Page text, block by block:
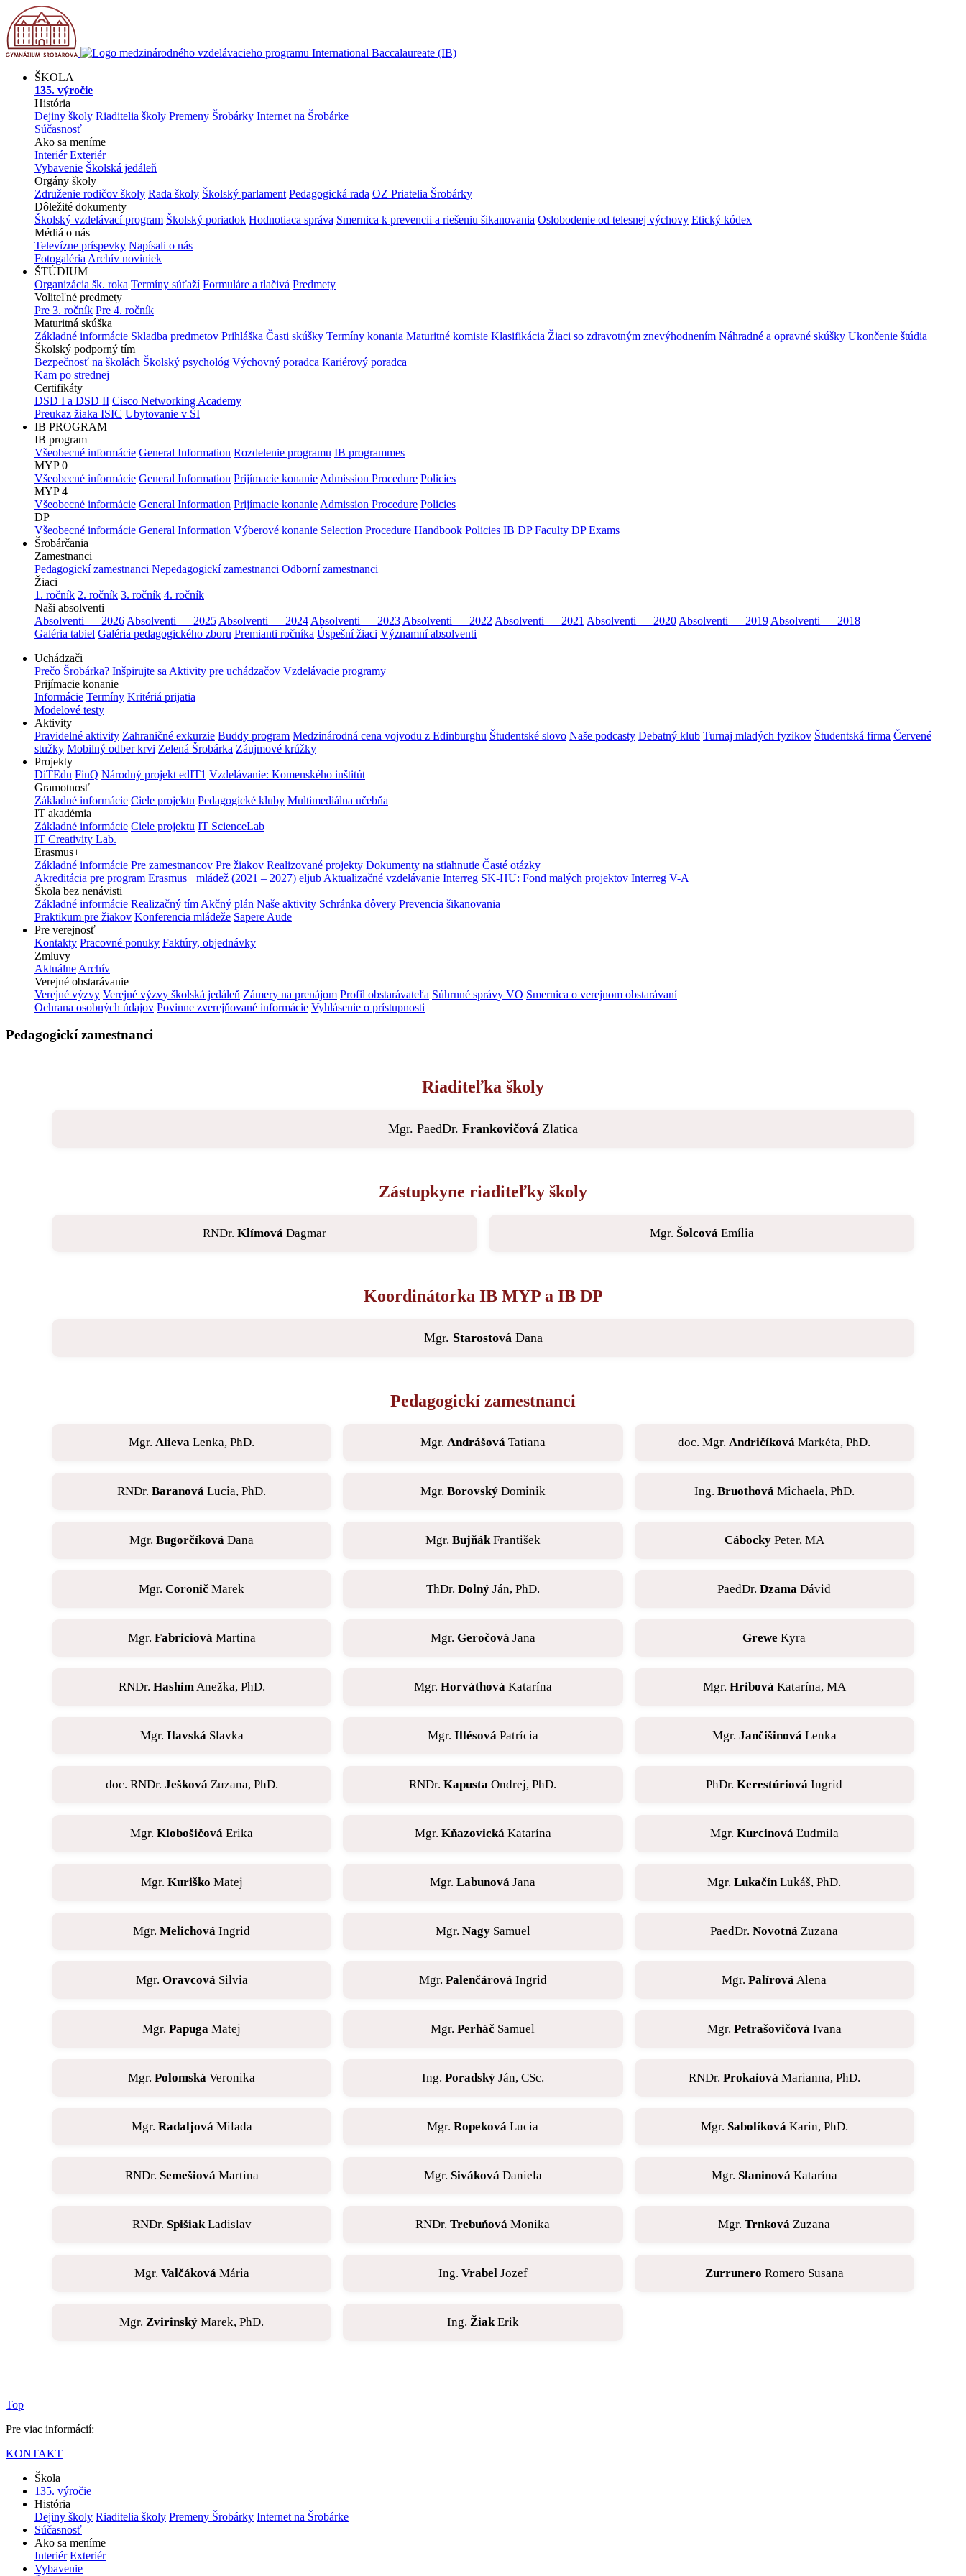
ŠKOLA
135. výročie
História
Dejiny školy Riaditelia školy Premeny Šrobárky Internet na Šrobárke
Súčasnosť
Ako sa meníme
Interiér Exteriér
Vybavenie Školská jedáleň
Orgány školy
Združenie rodičov školy Rada školy Školský parlament Pedagogická rada OZ Priatelia Šrobárky
Dôležité dokumenty
Školský vzdelávací program Školský poriadok Hodnotiaca správa Smernica k prevencii a riešeniu šikanovania Oslobodenie od telesnej výchovy Etický kódex
Médiá o nás
Televízne príspevky Napísali o nás
Fotogaléria Archív noviniek
ŠTÚDIUM
Organizácia šk. roka Termíny súťaží Formuláre a tlačivá Predmety
Voliteľné predmety
Pre 3. ročník Pre 4. ročník
Maturitná skúška
Základné informácie Skladba predmetov Prihláška Časti skúšky Termíny konania Maturitné komisie Klasifikácia Žiaci so zdravotným znevýhodnením Náhradné a opravné skúšky Ukončenie štúdia
Školský podporný tím
Bezpečnosť na školách Školský psychológ Výchovný poradca Kariérový poradca
Kam po strednej
Certifikáty
DSD I a DSD II Cisco Networking Academy
Preukaz žiaka ISIC Ubytovanie v ŠI
IB PROGRAM
IB program
Všeobecné informácie General Information Rozdelenie programu IB programmes
MYP 0
Všeobecné informácie General Information Prijímacie konanie Admission Procedure Policies
MYP 4
Všeobecné informácie General Information Prijímacie konanie Admission Procedure Policies
DP
Všeobecné informácie General Information Výberové konanie Selection Procedure Handbook Policies IB DP Faculty DP Exams
Šrobárčania
Zamestnanci
Pedagogickí zamestnanci Nepedagogickí zamestnanci Odborní zamestnanci
Žiaci
1. ročník 2. ročník 3. ročník 4. ročník
Naši absolventi
Absolventi — 2026 Absolventi — 2025 Absolventi — 2024 Absolventi — 2023 Absolventi — 2022 Absolventi — 2021 Absolventi — 2020 Absolventi — 2019 Absolventi — 2018
Galéria tabiel Galéria pedagogického zboru Premianti ročníka Úspešní žiaci Významní absolventi
Uchádzači
Prečo Šrobárka? Inšpirujte sa Aktivity pre uchádzačov Vzdelávacie programy
Prijímacie konanie
Informácie Termíny Kritériá prijatia
Modelové testy
Aktivity
Pravidelné aktivity Zahraničné exkurzie Buddy program Medzinárodná cena vojvodu z Edinburghu Študentské slovo Naše podcasty Debatný klub Turnaj mladých fyzikov Študentská firma Červené
stužky Mobilný odber krvi Zelená Šrobárka Záujmové krúžky
Projekty
DiTEdu FinQ Národný projekt edIT1 Vzdelávanie: Komenského inštitút
Gramotnosť
Základné informácie Ciele projektu Pedagogické kluby Multimediálna učebňa
IT akadémia
Základné informácie Ciele projektu IT ScienceLab
IT Creativity Lab.
Erasmus+
Základné informácie Pre zamestnancov Pre žiakov Realizované projekty Dokumenty na stiahnutie Časté otázky
Akreditácia pre program Erasmus+ mládež (2021 – 2027) eljub Aktualizačné vzdelávanie Interreg SK-HU: Fond malých projektov Interreg V-A
Škola bez nenávisti
Základné informácie Realizačný tím Akčný plán Naše aktivity Schránka dôvery Prevencia šikanovania
Praktikum pre žiakov Konferencia mládeže Sapere Aude
Pre verejnosť
Kontakty Pracovné ponuky Faktúry, objednávky
Zmluvy
Aktuálne Archív
Verejné obstarávanie
Verejné výzvy Verejné výzvy školská jedáleň Zámery na prenájom Profil obstarávateľa Súhrnné správy VO Smernica o verejnom obstarávaní
Ochrana osobných údajov Povinne zverejňované informácie Vyhlásenie o prístupnosti
Pedagogickí zamestnanci
Riaditeľka školy
Mgr. PaedDr. FrankovičováZlatica
Zástupkyne riaditeľky školy
RNDr. Klímová Dagmar Mgr. ŠolcováEmília
Koordinátorka IB MYP a IB DP
Mgr. StarostováDana
Pedagogickí zamestnanci
Mgr.Alieva Lenka, PhD. Mgr. AndrášováTatiana doc. Mgr.Andričíková Markéta, PhD.
RNDr.Baranová Lucia, PhD. Mgr. BorovskýDominik Ing. BruothováMichaela, PhD.
Mgr.Bugorčíková Dana Mgr. BujňákFrantišek CábockyPeter, MA
Mgr.Coronič Marek ThDr. DolnýJán, PhD. PaedDr.Dzama Dávid
Mgr. FabriciováMartina Mgr. GeročováJana Grewe Kyra
RNDr. HashimAnežka, PhD. Mgr. HorváthováKatarína Mgr. HribováKatarína, MA
Mgr. IlavskáSlavka Mgr. IllésováPatrícia Mgr. JančišinováLenka
doc. RNDr. JeškováZuzana, PhD. RNDr.Kapusta Ondrej, PhD. PhDr.Kerestúriová Ingrid
Mgr.Klobošičová Erika Mgr. KňazovickáKatarína Mgr. KurcinováĽudmila
Mgr. Kuriško Matej Mgr.Labunová Jana Mgr.LukačínLukáš, PhD.
Mgr.Melichová Ingrid Mgr. NagySamuel PaedDr.Novotná Zuzana
Mgr. OravcováSilvia Mgr. PalenčárováIngrid Mgr.PalírováAlena
Mgr.Papuga Matej Mgr.Perháč Samuel Mgr. PetrašovičováIvana
Mgr.Polomská Veronika Ing. PoradskýJán, CSc. RNDr. ProkaiováMarianna, PhD.
Mgr. RadaljováMilada Mgr.Ropeková Lucia Mgr. SabolíkováKarin, PhD.
RNDr. SemešiováMartina Mgr. SivákováDaniela Mgr. SlaninováKatarína
RNDr. SpišiakLadislav RNDr.Trebuňová Monika Mgr.Trnková Zuzana
Mgr. ValčákováMária Ing. VrabelJozef Zurrunero Romero Susana
Mgr.Zvirinský Marek, PhD. Ing. ŽiakErik
Top
Pre viac informácií:
KONTAKT
Škola
135. výročie
História
Dejiny školy Riaditelia školy Premeny Šrobárky Internet na Šrobárke
Súčasnosť
Ako sa meníme
Interiér Exteriér
Vybavenie